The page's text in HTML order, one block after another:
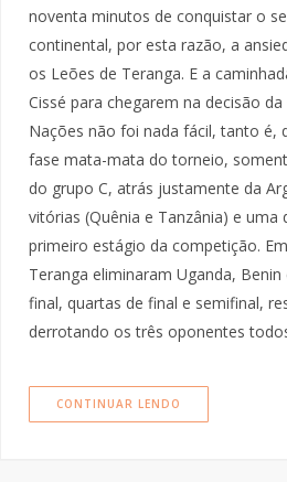
noventa minutos de conquistar o
continental, por esta razão, a
os Leões de Teranga. E a
Cissé para chegarem na decisão
Nações não foi nada fácil, tanto é,
fase mata-mata do torneio,
do grupo C, atrás justamente da
vitórias (Quênia e Tanzânia) e uma
primeiro estágio da competição.
Teranga eliminaram Uganda,
final, quartas de final e semifinal,
derrotando os três oponentes
CONTINUAR LENDO